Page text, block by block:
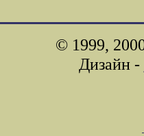
© 1999,
Дизайн -